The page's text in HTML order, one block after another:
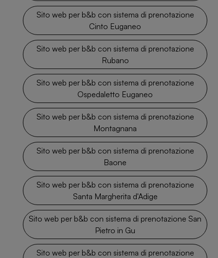
Sito web per b&b con sistema di prenotazione
Cinto Euganeo
Sito web per b&b con sistema di prenotazione
Rubano
Sito web per b&b con sistema di prenotazione
Ospedaletto Euganeo
Sito web per b&b con sistema di prenotazione
Montagnana
Sito web per b&b con sistema di prenotazione
Baone
Sito web per b&b con sistema di prenotazione
Santa Margherita d'Adige
Sito web per b&b con sistema di prenotazione San
Pietro in Gu
Sito web per b&b con sistema di prenotazione